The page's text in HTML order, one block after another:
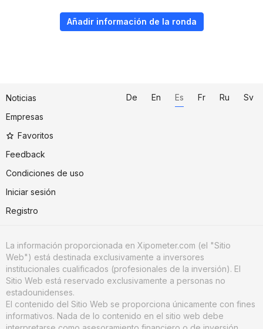
Añadir información de la ronda
Noticias
Empresas
Favoritos
Feedback
Condiciones de uso
Iniciar sesión
Registro
De En Es Fr Ru Sv
La información proporcionada en Xipometer.com (el "Sitio
Web") está destinada exclusivamente a inversores
institucionales cualificados (profesionales de la inversión). El
Sitio Web está reservado exclusivamente a personas no
estadounidenses.
El contenido del Sitio Web se proporciona únicamente con fines
informativos. Nada de lo contenido en el sitio web debe